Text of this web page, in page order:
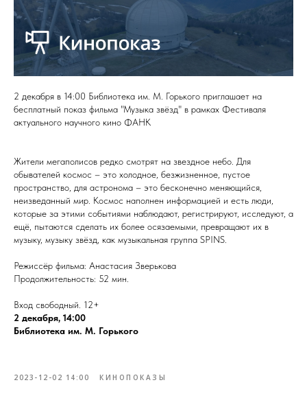
2 декабря в 14:00 Библиотека им. М. Горького приглашает на
бесплатный показ фильма "Музыка звёзд" в рамках Фестиваля
актуального научного кино ФАНК
Жители мегаполисов редко смотрят на звездное небо. Для
обывателей космос – это холодное, безжизненное, пустое
пространство, для астронома – это бесконечно меняющийся,
неизведанный мир. Космос наполнен информацией и есть люди,
которые за этими событиями наблюдают, регистрируют, исследуют, а
ещё, пытаются сделать их более осязаемыми, превращают их в
музыку, музыку звёзд, как музыкальная группа SPINS.
Режиссёр фильма: Анастасия Зверькова
Продолжительность: 52 мин.
Вход свободный. 12+
2 декабря, 14:00
Библиотека им. М. Горького
2023-12-02 14:00 КИНОПОКАЗЫ